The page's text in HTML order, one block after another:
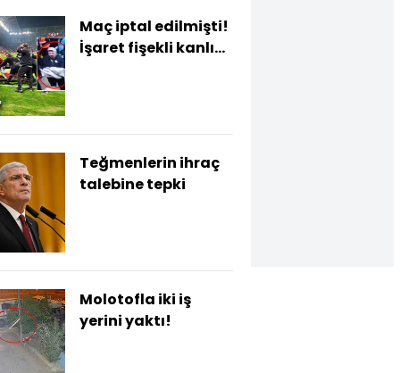
Maç iptal edilmişti!
İşaret fişekli kanlı
Teğmenlerin ihraç
talebine tepki
Molotofla iki iş
yerini yaktı!